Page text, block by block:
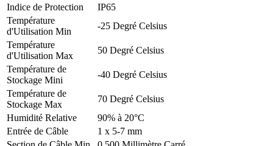
Indice de Protection
IP65
Température
d'Utilisation Min
-25 Degré Celsius
Température
d'Utilisation Max
50 Degré Celsius
Température de
Stockage Mini
-40 Degré Celsius
Température de
Stockage Max
70 Degré Celsius
Humidité Relative
90% à 20°C
Entrée de Câble
1 x 5-7 mm